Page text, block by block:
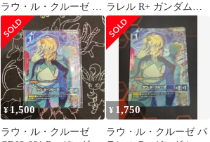
ラウ・ル・クルーゼ R+
パラレル プロヴィデン
ス その他
ラレル R+ ガンダムカ
ードゲーム ラウルクル
ーゼ
¥1,500
ラウ・ル・クルーゼ
¥ 1,750
ラウ・ル・クルーゼ パ